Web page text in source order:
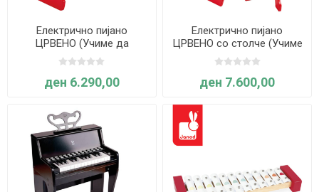
Електрично пијано
ЦРВЕНО (Учиме да
свириме пијано со помош
на светилки) - Hape
ден 6.290,00
Електрично пијано
ЦРВЕНО со столче (Учиме
да свириме пијано со
помош на светилки) - Hape
ден 7.600,00